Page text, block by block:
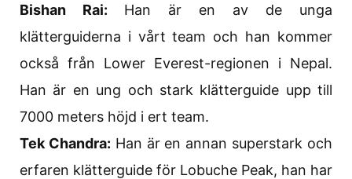
Bishan Rai: Han är en av de unga
klätterguiderna i vårt team och han kommer
också från Lower Everest-regionen i Nepal.
Han är en ung och stark klätterguide upp till
7000 meters höjd i ert team.
Tek Chandra: Han är en annan superstark och
erfaren klätterguide för Lobuche Peak, han har